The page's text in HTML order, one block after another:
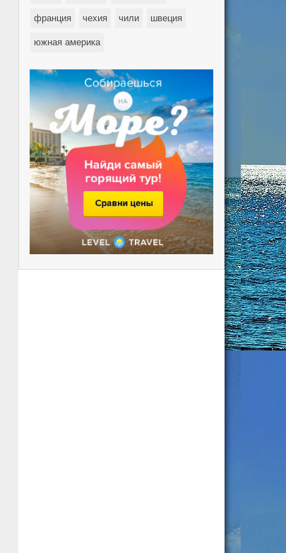
франция чехия чили швеция
южная америка